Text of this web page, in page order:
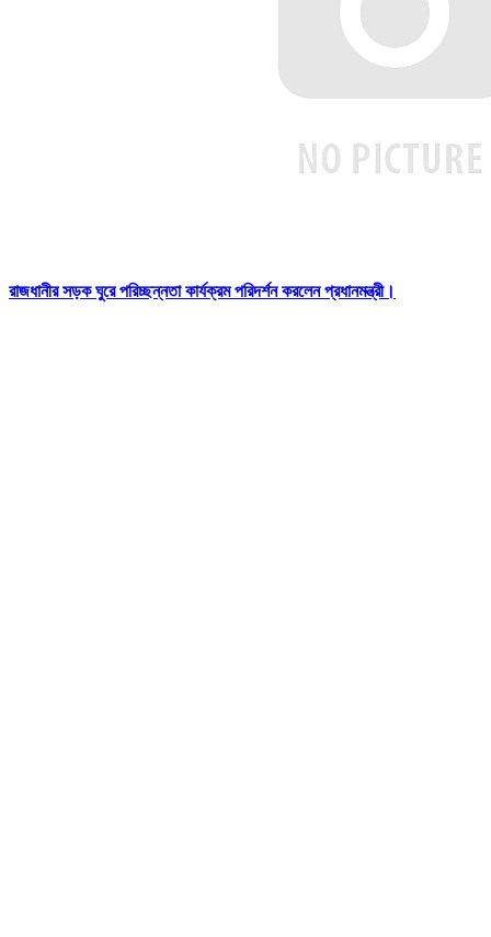
রাজধানীর সড়ক ঘুরে পরিচ্ছন্নতা কার্যক্রম পরিদর্শন করলেন প্রধানমন্ত্রী।